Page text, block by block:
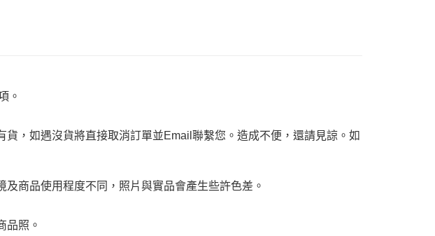
。
，如遇沒貨將直接取消訂單並Email聯繫您。造成不便，還請見諒。如
商品使用程度不同，照片與實品會產生些許色差。
品照。